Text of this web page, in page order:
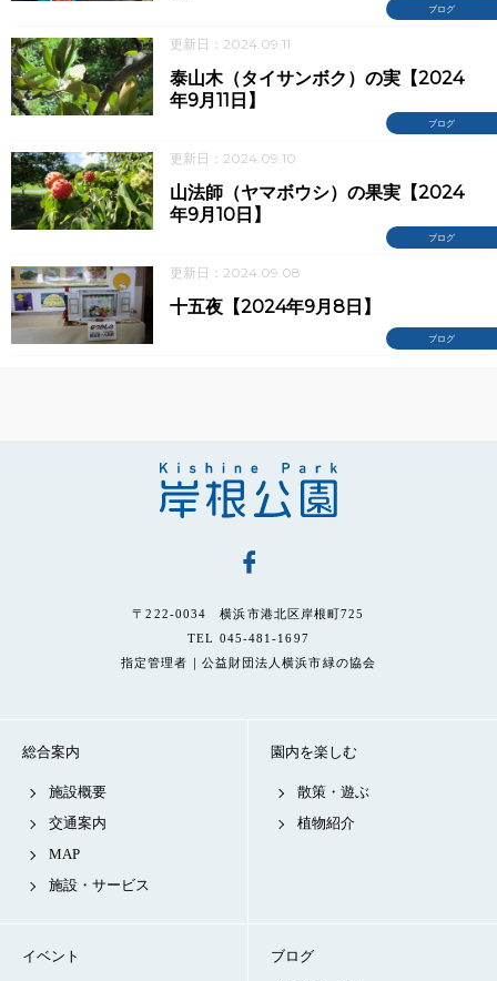
ブログ
更新日：2024.09.11
ブログ
泰山木（タイサンボク）の実【2024
年9月11日】
更新日：2024.09.10
ブログ
山法師（ヤマボウシ）の果実【2024
年9月10日】
更新日：2024.09.08
ブログ
十五夜【2024年9月8日】
〒222-0034 横浜市港北区岸根町725
TEL 045-481-1697
指定管理者｜公益財団法人横浜市緑の協会
総合案内
施設概要
交通案内
MAP
施設・サービス
園内を楽しむ
散策・遊ぶ
植物紹介
イベント ブログ